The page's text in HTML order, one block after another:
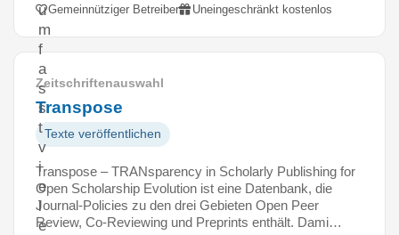
u
m
f
a
s
s
t
v
i
e
l
e
Gemeinnütziger Betreiber Uneingeschränkt kostenlos
Zeitschriftenauswahl
Transpose
Texte veröffentlichen
Transpose – TRANsparency in Scholarly Publishing for
Open Scholarship Evolution ist eine Datenbank, die
Journal-Policies zu den drei Gebieten Open Peer
Review, Co-Reviewing und Preprints enthält. Dami…